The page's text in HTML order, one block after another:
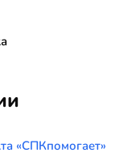
«СПКпомогает»